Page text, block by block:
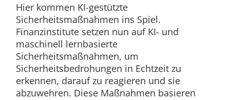
Hier kommen KI-gestützte
Sicherheitsmaßnahmen ins Spiel.
Finanzinstitute setzen nun auf KI- und
maschinell lernbasierte
Sicherheitsmaßnahmen, um
Sicherheitsbedrohungen in Echtzeit zu
erkennen, darauf zu reagieren und sie
abzuwehren. Diese Maßnahmen basieren